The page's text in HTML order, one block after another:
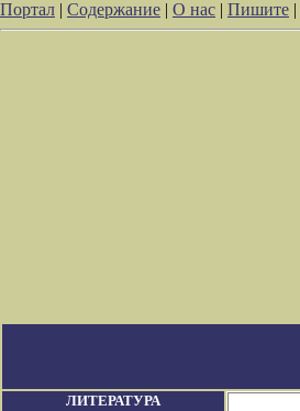
Портал | Содержание | О нас | Пишите |
ЛИТЕРАТУРА